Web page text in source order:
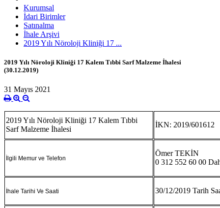
Kurumsal
İdari Birimler
Satınalma
İhale Arşivi
2019 Yılı Nöroloji Kliniği 17 ...
2019 Yılı Nöroloji Kliniği 17 Kalem Tıbbi Sarf Malzeme İhalesi
(30.12.2019)
31 Mayıs 2021
2019 Yılı Nöroloji Kliniği 17 Kalem Tıbbi
Sarf Malzeme İhalesi
İKN: 2019/601612
İlgili Memur ve Telefon
Ömer TEKİN
0 312 552 60 00
İhale Tarihi Ve Saati 30/12/2019 Tarih